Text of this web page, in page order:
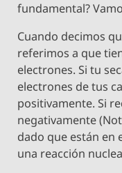
fundamental?
Cuando decimos
referimos a que
electrones. Si tu
electrones de tus
positivamente. Si
negativamente
dado que están en
una reacción